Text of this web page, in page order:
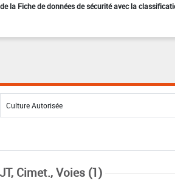
la Fiche de données de sécurité avec la
Cimet., Voies (1)